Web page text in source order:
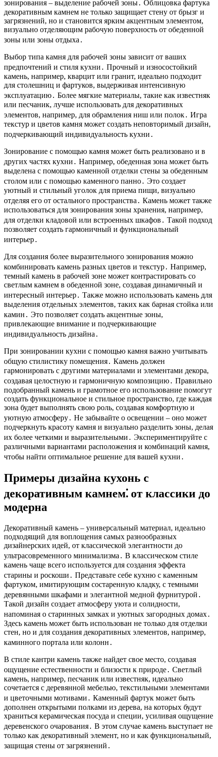
зонирования – выделение рабочей зоны․ Облицовка фартука
декоративным камнем не только защищает стену от брызг и
загрязнений, но и становится ярким акцентным элементом,
визуально отделяющим рабочую поверхность от обеденной
зоны или зоны отдыха․
Выбор типа камня для рабочей зоны зависит от ваших
предпочтений и стиля кухни․ Прочный и износостойкий
камень, например, кварцит или гранит, идеально подходит
для столешниц и фартуков, выдерживая интенсивную
эксплуатацию․ Более мягкие материалы, такие как известняк
или песчаник, лучше использовать для декоративных
элементов, например, для обрамления ниш или полок․ Игра
текстур и цветов камня может создать неповторимый дизайн,
подчеркивающий индивидуальность кухни․
Зонирование с помощью камня может быть реализовано и в
других частях кухни․ Например, обеденная зона может быть
выделена с помощью каменной отделки стены за обеденным
столом или с помощью каменного панно․ Это создает
уютный и стильный уголок для приема пищи, визуально
отделяя его от остального пространства․ Камень может также
использоваться для зонирования зоны хранения, например,
для отделки кладовой или встроенных шкафов․ Такой подход
позволяет создать гармоничный и функциональный
интерьер․
Для создания более выразительного зонирования можно
комбинировать камень разных цветов и текстур․ Например,
темный камень в рабочей зоне может контрастировать со
светлым камнем в обеденной зоне, создавая динамичный и
интересный интерьер․ Также можно использовать камень для
выделения отдельных элементов, таких как барная стойка или
камин․ Это позволяет создать акцентные зоны,
привлекающие внимание и подчеркивающие
индивидуальность дизайна․
При зонировании кухни с помощью камня важно учитывать
общую стилистику помещения․ Камень должен
гармонировать с другими материалами и элементами декора,
создавая целостную и гармоничную композицию․ Правильно
подобранный камень и грамотное его использование помогут
создать функциональное и стильное пространство, где каждая
зона будет выполнять свою роль, создавая комфортную и
уютную атмосферу․ Не забывайте о освещении – оно может
подчеркнуть красоту камня и визуально разделить зоны, делая
их более четкими и выразительными․ Экспериментируйте с
различными вариантами расположения и комбинаций камня,
чтобы найти оптимальное решение для вашей кухни․
Примеры дизайна кухонь с
декоративным камнем⁚ от классики до
модерна
Декоративный камень – универсальный материал, идеально
подходящий для воплощения самых разнообразных
дизайнерских идей, от классической элегантности до
ультрасовременного минимализма․ В классическом стиле
камень чаще всего используется для создания эффекта
старины и роскоши․ Представьте себе кухню с каменным
фартуком, имитирующим состаренную кладку, с темными
деревянными шкафами и элегантной медной фурнитурой․
Такой дизайн создает атмосферу уюта и солидности,
напоминая о старинных замках и уютных загородных домах․
Здесь камень может быть использован не только для отделки
стен, но и для создания декоративных элементов, например,
каминного портала или колонн․
В стиле кантри камень также найдет свое место, создавая
ощущение естественности и близости к природе․ Светлый
камень, например, песчаник или известняк, идеально
сочетается с деревянной мебелью, текстильными элементами
и цветочными мотивами․ Каменный фартук может быть
дополнен открытыми полками из дерева, на которых будут
храниться керамическая посуда и специи, усиливая ощущение
деревенского очарования․ В этом случае камень выступает не
только как декоративный элемент, но и как функциональный,
защищая стены от загрязнений․